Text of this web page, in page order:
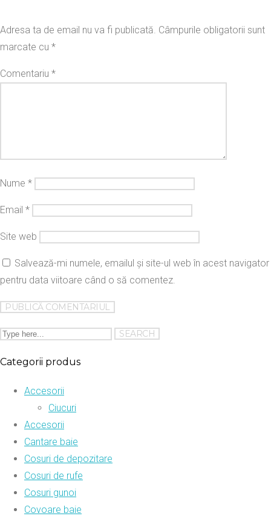
Adresa ta de email nu va fi publicată. Câmpurile obligatorii sunt
marcate cu *
Comentariu *
Nume *
Email *
Site web
Salvează-mi numele, emailul și site-ul web în acest navigator
pentru data viitoare când o să comentez.
Categorii produs
Accesorii
Ciucuri
Accesorii
Cantare baie
Cosuri de depozitare
Cosuri de rufe
Cosuri gunoi
Covoare baie